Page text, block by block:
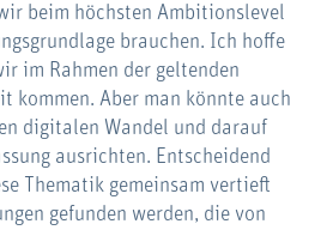
beim höchsten Ambitionslevel
brauchen. Ich hoffe
im Rahmen der geltenden
kommen. Aber man könnte auch
digitalen Wandel und darauf
ausrichten. Entscheidend
Thematik gemeinsam vertieft
gefunden werden, die von